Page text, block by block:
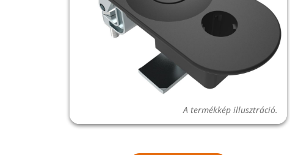
A termékkép illusztráció.